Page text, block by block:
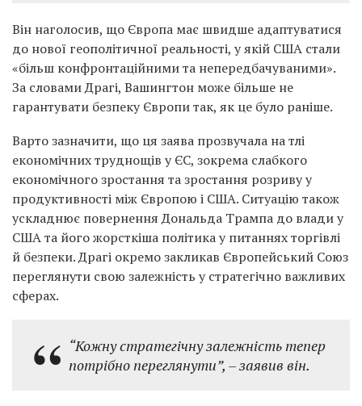
Він наголосив, що Європа має швидше адаптуватися
до нової геополітичної реальності, у якій США стали
«більш конфронтаційними та непередбачуваними».
За словами Драгі, Вашингтон може більше не
гарантувати безпеку Європи так, як це було раніше.
Варто зазначити, що ця заява прозвучала на тлі
економічних труднощів у ЄС, зокрема слабкого
економічного зростання та зростання розриву у
продуктивності між Європою і США. Ситуацію також
ускладнює повернення Дональда Трампа до влади у
США та його жорсткіша політика у питаннях торгівлі
й безпеки. Драгі окремо закликав Європейський Союз
переглянути свою залежність у стратегічно важливих
сферах.
“Кожну стратегічну залежність тепер
потрібно переглянути”, – заявив він.